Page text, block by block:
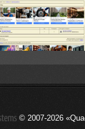
© 2007-2026